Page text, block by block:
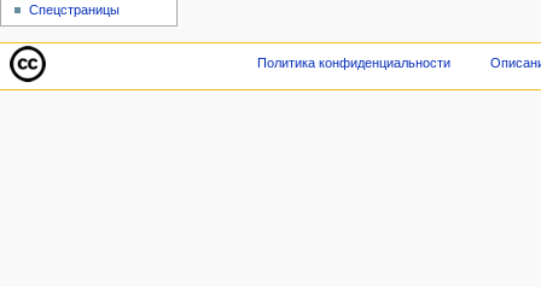
Спецстраницы
Политика конфиденциальности